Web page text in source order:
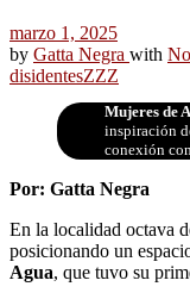
marzo 1, 2025
by Gatta Negra with
disidentesZZZ
Mujeres de
inspiración
conexión
Por: Gatta Negra
En la localidad octava
posicionando un
Agua, que tuvo su